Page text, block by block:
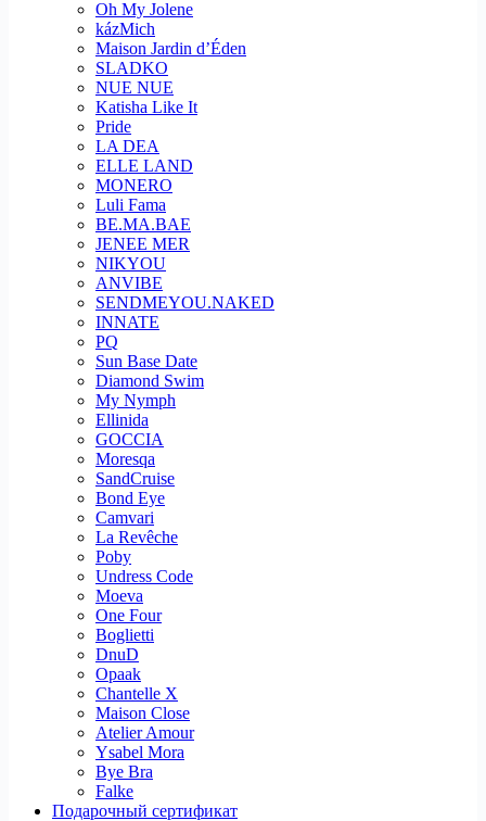
Oh My Jolene
kázMich
Maison Jardin d’Éden
SLADKO
NUE NUE
Katisha Like It
Pride
LA DEA
ELLE LAND
MONERO
Luli Fama
BE.MA.BAE
JENEE MER
NIKYOU
ANVIBE
SENDMEYOU.NAKED
INNATE
PQ
Sun Base Date
Diamond Swim
My Nymph
Ellinida
GOCCIA
Moresqa
SandCruise
Bond Eye
Camvari
La Revêche
Poby
Undress Code
Moeva
One Four
Boglietti
DnuD
Opaak
Chantelle X
Maison Close
Atelier Amour
Ysabel Mora
Bye Bra
Falke
Подарочный сертификат